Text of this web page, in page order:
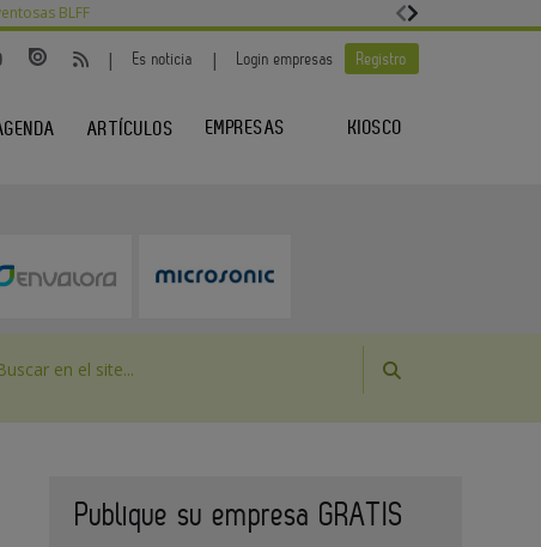
BLFF
| Es noticia | Login empresas Registro
ARTÍCULOS EMPRESAS KIOSCO
Publique su empresa GRATIS